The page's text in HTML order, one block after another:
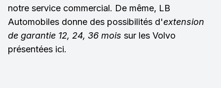
notre service commercial. De même, LB
Automobiles donne des possibilités d'extension
de garantie 12, 24, 36 mois sur les Volvo
présentées ici.